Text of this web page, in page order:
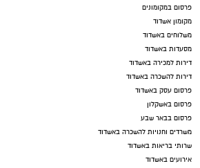
פרסום במקומונים
מקומון אשדוד
משלוחים באשדוד
מסעדות באשדוד
דירות למכירה באשדוד
דירות להשכרה באשדוד
פרסום עסק באשדוד
פרסום באשקלון
פרסום בבאר שבע
משרדים וחנויות להשכרה באשדוד
שרותי בריאות באשדוד
אירועים באשדוד